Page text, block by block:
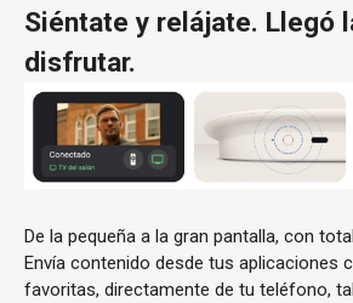
Siéntate y relájate. Llegó
disfrutar.
De la pequeña a la gran pantalla, con
Envía contenido desde tus aplicaciones
favoritas, directamente de tu teléfono,